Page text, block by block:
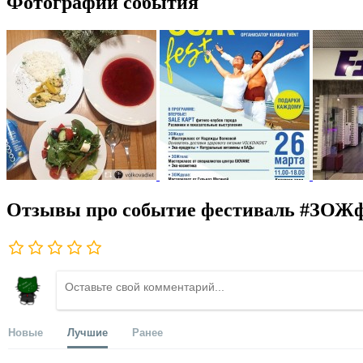
Отзывы про событие фестиваль
Новые Лучшие Ранее